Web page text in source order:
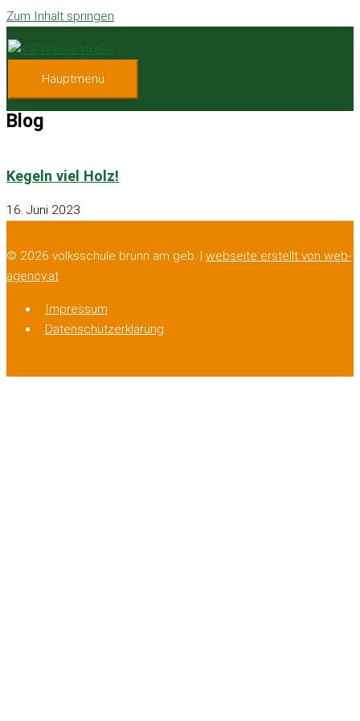
Zum Inhalt springen
Hauptmenü
Blog
Kegeln viel Holz!
16. Juni 2023
© 2026 volksschule brunn am geb. | webseite erstellt von web-
agency.at
Impressum
Datenschutzerklärung